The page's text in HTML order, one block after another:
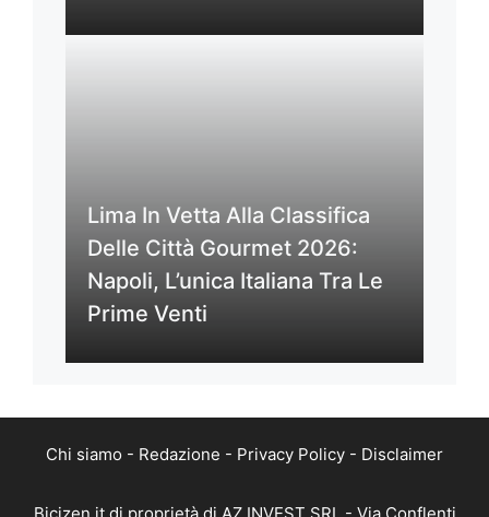
Lima In Vetta Alla Classifica
Delle Città Gourmet 2026:
Napoli, L’unica Italiana Tra Le
Prime Venti
Chi siamo - Redazione - Privacy Policy - Disclaimer